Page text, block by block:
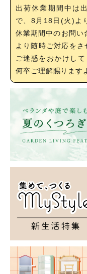
出荷休業期間中は
で、8月18日(火)よ
休業期間中のお問
より随時ご対応を
ご迷惑をおかけし
何卒ご理解賜ります